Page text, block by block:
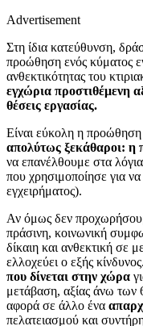
Advertisement
Στη ίδια κατεύθυνση,
προώθηση ενός κύματος
ανθεκτικότητας του
εγχώρια προστιθέμενη
θέσεις εργασίας.
Είναι εύκολη η
απολύτως ξεκάθαροι: η
να επανέλθουμε στα
που χρησιμοποίησε για
εγχειρήματος).
Αν όμως δεν
πράσινη, κοινωνική
δίκαιη και ανθεκτική σε
ελλοχεύει ο εξής κίνδυνος.
που δίνεται στην χώρα
μετάβαση, αξίας άνω των
αφορά σε άλλο ένα
πελατειασμού και